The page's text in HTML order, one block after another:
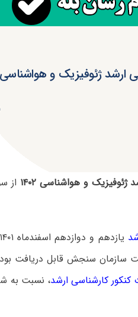
ژئوفیزیک و هواشناسی ۱۴۰۲
و هواشناسی ۱۴۰۲
از
اسفند از طریق سایت سازمان سنجش قابل
کنکور کارشناسی ارشد، نسبت به